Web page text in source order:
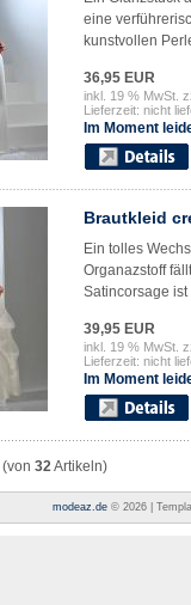
eine
kunstvollen
36,95 EUR
inkl. 19 % MwSt.
Lieferzeit: nicht
Im Moment
Brautkleid
Ein tolles
Organazstoff
Satincorsage
39,95 EUR
inkl. 19 % MwSt.
Lieferzeit: nicht
Im Moment
(von 32Artikeln)
modeaz.de © 2026 |